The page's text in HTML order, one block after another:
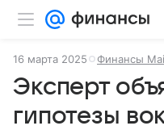
16 марта 2025 Финансы
Эксперт
гипотезы